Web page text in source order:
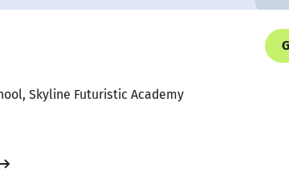
Skyline Futuristic Academy